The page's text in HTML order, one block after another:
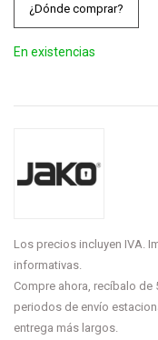
¿Dónde comprar?
En existencias
Los precios incluyen IVA.
informativas.
Compre ahora, recíbalo
periodos de envío
entrega más largos.